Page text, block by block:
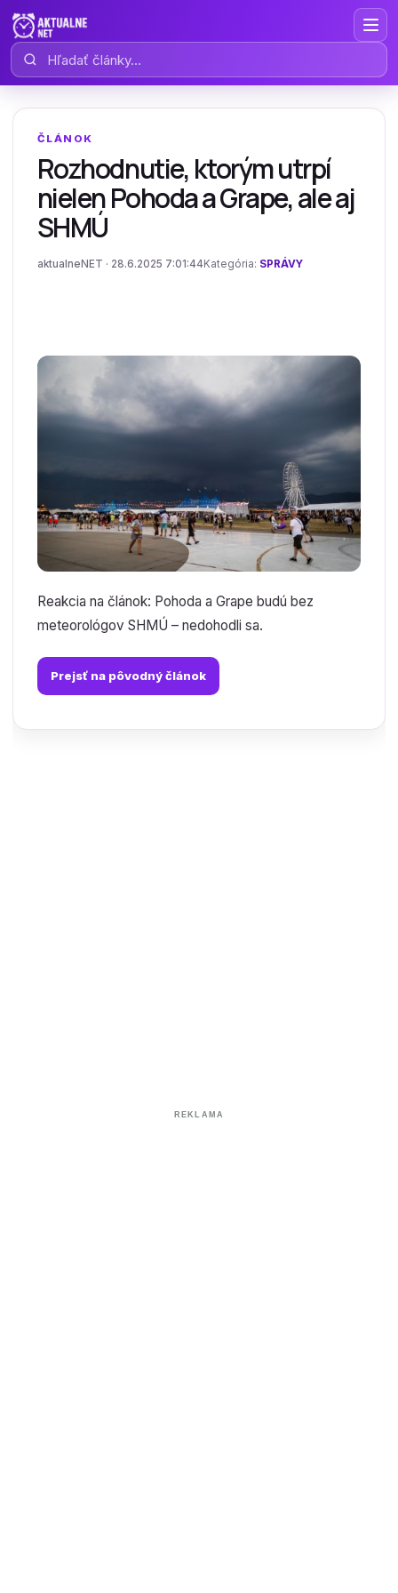
Hľadať články
ČLÁNOK
Rozhodnutie, ktorým utrpí
nielen Pohoda a Grape, ale aj
SHMÚ
aktualneNET · 28.6.2025 7:01:44 Kategória: SPRÁVY
Reakcia na článok: Pohoda a Grape budú bez
meteorológov SHMÚ – nedohodli sa.
Prejsť na pôvodný článok
REKLAMA